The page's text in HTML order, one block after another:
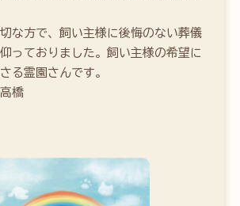
な方で、飼い主様に後悔のない葬儀
っておりました。飼い主様の希望に
る霊園さんです。
橋